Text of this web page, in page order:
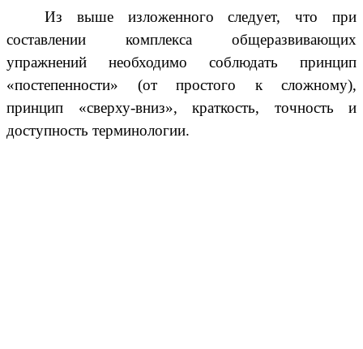
Из выше изложенного следует, что при
составлении комплекса общеразвивающих
упражнений необходимо соблюдать принцип
«постепенности» (от простого к сложному),
принцип «сверху-вниз», краткость, точность и
доступность терминологии.